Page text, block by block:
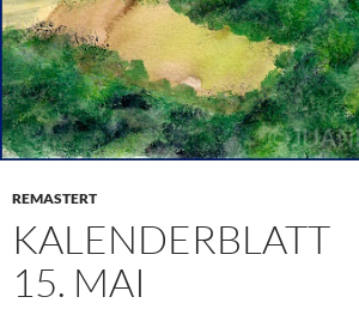
REMASTERT
KALENDERBLATT
15. MAI